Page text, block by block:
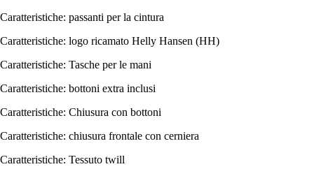
Caratteristiche: passanti per la cintura
Caratteristiche: logo ricamato Helly Hansen (HH)
Caratteristiche: Tasche per le mani
Caratteristiche: bottoni extra inclusi
Caratteristiche: Chiusura con bottoni
Caratteristiche: chiusura frontale con cerniera
Caratteristiche: Tessuto twill